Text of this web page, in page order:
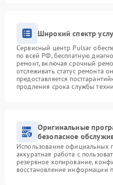
Широкий спектр
Сервисный центр Pulsar
по всей РФ, бесплатную
ремонт, включая срочный
отслеживать статус ремонта
предоставляется
продления срока службы
Оригинальные
безопасное
Использование официальных
аккуратная работа с
резервное копирование,
восстановление информации